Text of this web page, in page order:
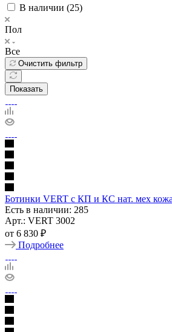
В наличии (25)
Пол
Все
Очистить фильтр
Показать
Ботинки VERT с КП и КС нат. мех
Есть в наличии: 285
Арт.: VERT 3002
от 6 830 ₽
Подробнее